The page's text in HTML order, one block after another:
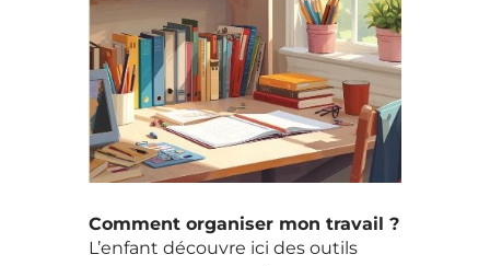
Comment organiser mon travail ?
L’enfant découvre ici des outils